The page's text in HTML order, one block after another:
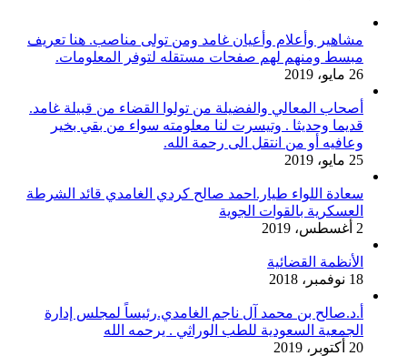
مشاهير وأعلام وأعيان غامد ومن تولى مناصب. هنا تعريف
مبسط ومنهم لهم صفحات مستقله لتوفر المعلومات.
26 مايو، 2019
أصحاب المعالي والفضيلة من تولوا القضاء من قبيلة غامد.
قديما وحديثا . وتيسرت لنا معلومته سواء من بقي بخير
وعافيه أو من انتقل الى رحمة الله.
25 مايو، 2019
سعادة اللواء طيار.احمد صالح كردي الغامدي قائد الشرطة
العسكرية بالقوات الجوية
2 أغسطس، 2019
الأنظمة القضائية
18 نوفمبر، 2018
أ.د.صالح بن محمد آل ناجم الغامدي.رئيساً لمجلس إدارة
الجمعية السعودية للطب الوراثي . يرحمه الله
20 أكتوبر، 2019